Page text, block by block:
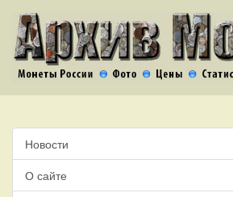
Новости
О сайте